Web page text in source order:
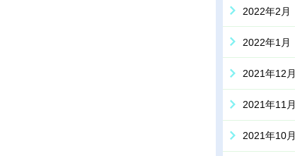
2022年2月
2022年1月
2021年12月
2021年11月
2021年10月